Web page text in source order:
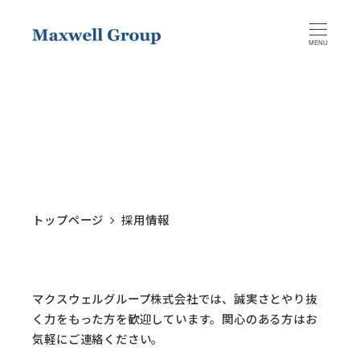
MENU
トップページ 採用情報
マクスウェルグループ株式会社では、誠実さとやり抜
く力をもった方を歓迎しています。関心のある方はお
気軽にご連絡ください。